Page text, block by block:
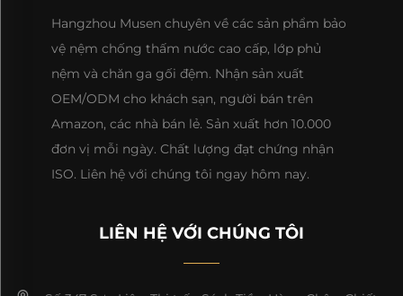
xưởng, mỗi sản phẩm Chăn ga gối đệm cho Bé & Trẻ
em phải trải qua ba vòng kiểm tra: "an toàn vật liệu,"
"độ bền vật lý," và "an toàn chi tiết," đảm bảo mọi sản
phẩm đến tay phụ huynh đều đạt tiêu chuẩn "không có
rủi ro an toàn."
### 2. Tính Năng Dễ Chăm Sóc: Giải Quyết Các
Cha mẹ đã rất bận rộn với việc chăm sóc em bé, vì
Hangzhou Musen chuyên về các sản phẩm bảo
vệ nệm chống thấm nước cao cấp, lớp phủ
nệm và chăn ga gối đệm. Nhận sản xuất
OEM/ODM cho khách sạn, người bán trên
Amazon, các nhà bán lẻ. Sản xuất hơn 10.000
đơn vị mỗi ngày. Chất lượng đạt chứng nhận
ISO. Liên hệ với chúng tôi ngay hôm nay.
LIÊN HỆ VỚI CHÚNG TÔI